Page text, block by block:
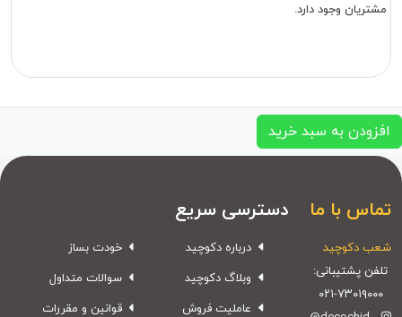
مشتریان وجود دارد.
افزودن به سبد خرید
تماس با ما
شعب دکوچید
تلفن پشتیبانی:
۰۲۱-۷۳۰۱۹۰۰۰
دسترسی سریع
درباره دکوچید
وبلاگ دکوچید
عاملیت فروش
خودت بساز
سوالات متداول
قوانین و مقررات